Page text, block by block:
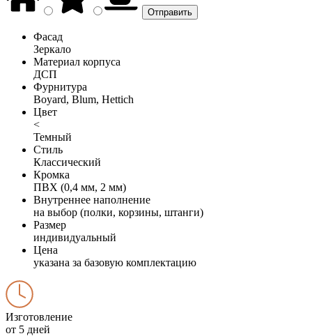
Фасад
Зеркало
Материал корпуса
ДСП
Фурнитура
Boyard, Blum, Hettich
Цвет
<
Темный
Стиль
Классический
Кромка
ПВХ (0,4 мм, 2 мм)
Внутреннее наполнение
на выбор (полки, корзины, штанги)
Размер
индивидуальный
Цена
указана за базовую комплектацию
Изготовление
от 5 дней